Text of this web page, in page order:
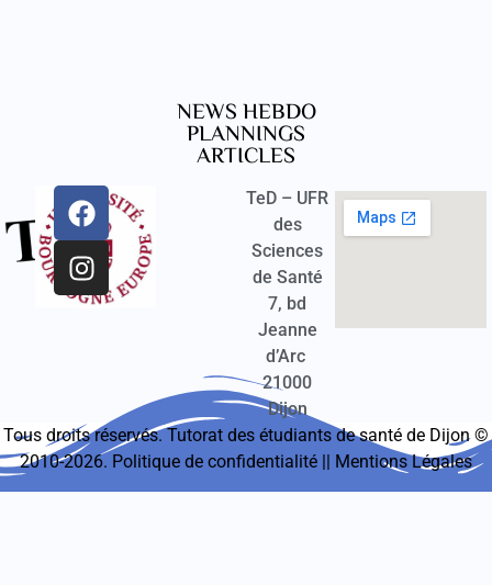
NEWS HEBDO
PLANNINGS
ARTICLES
TeD – UFR
des
Sciences
de Santé
7, bd
Jeanne
d’Arc
21000
Dijon
Tous droits réservés. Tutorat des étudiants de santé de Dijon ©
2010-2026. Politique de confidentialité || Mentions Légales